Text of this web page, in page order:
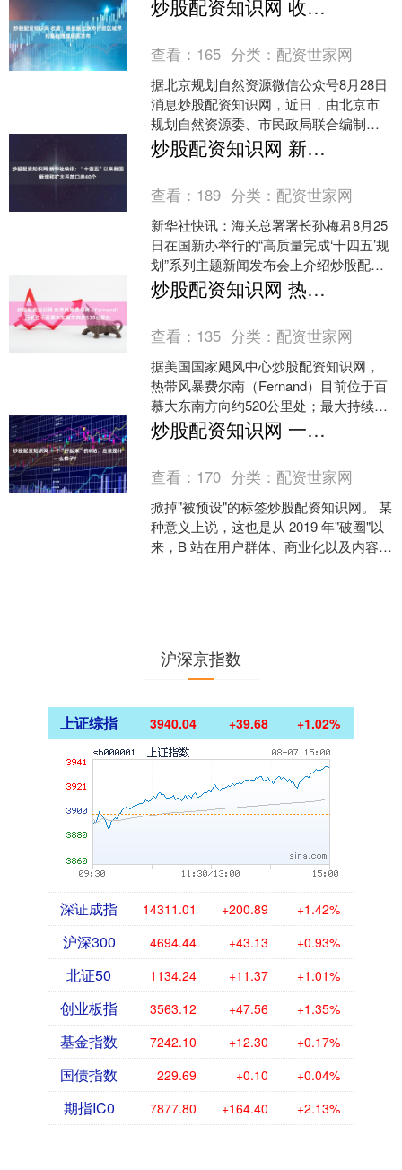
股份有限公司分别拿....
炒股配资知识网 收藏！最新版北京市行政区域界线基础地理底图发布
查看： 165 分类： 配资世家网
据北京规划自然资源微信公众号8月28日
消息炒股配资知识网，近日，由北京市
规划自然资源委、市民政局联合编制的
2025版北京市行政区域界线基础地理底
图正式发布。 作....
炒股配资知识网 新华社快讯：“十四五”以来我国新增和扩大开放口岸40个
查看： 189 分类： 配资世家网
新华社快讯：海关总署署长孙梅君8月25
日在国新办举行的“高质量完成‘十四五’规
划”系列主题新闻发布会上介绍炒股配资
知识网，“十四五”以来炒股配资知识网，
我国新增....
炒股配资知识网 热带风暴费尔南（Fernand）目前位于百慕大东南方向约520公里处
查看： 135 分类： 配资世家网
据美国国家飓风中心炒股配资知识网，
热带风暴费尔南（Fernand）目前位于百
慕大东南方向约520公里处；最大持续风
速为每小时65公里。预计其在未来48小
时内将有....
炒股配资知识网 一个“好起来”的B站，应该是什么样子？
查看： 170 分类： 配资世家网
掀掉"被预设"的标签炒股配资知识网。 某
种意义上说，这也是从 2019 年"破圈"以
来，B 站在用户群体、商业化以及内容探
沪深京指数
上证综指 3940.04 +39.68 +1.02%
深证成指 14311.01 +200.89 +1.42%
沪深300 4694.44 +43.13 +0.93%
北证50 1134.24 +11.37 +1.01%
创业板指 3563.12 +47.56 +1.35%
基金指数 7242.10 +12.30 +0.17%
国债指数 229.69 +0.10 +0.04%
期指IC0 7877.80 +164.40 +2.13%